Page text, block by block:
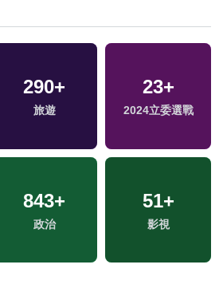
290+
旅遊
23+
2024立委選戰
843+
政治
51+
影視